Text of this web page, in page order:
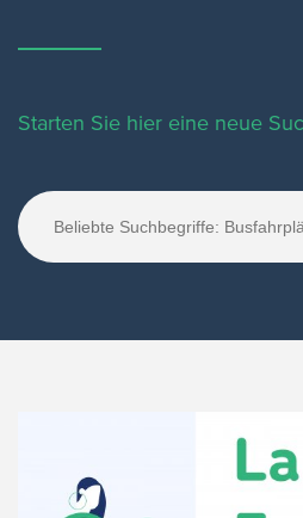
Starten Sie hier eine neue